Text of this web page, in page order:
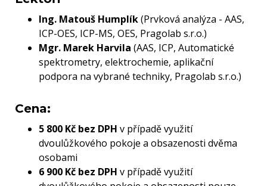
Ing. Matouš Humplík(Prvková analýza - AAS,
ICP-OES, ICP-MS, OES, Pragolab s.r.o.)
Mgr. Marek Harvila (AAS, ICP, Automatické
spektrometry, elektrochemie, aplikační
podpora na vybrané techniky, Pragolab s.r.o.)
Cena:
5 800 Kč bez DPH v případě využití
dvoulůžkového pokoje a obsazenosti dvěma
osobami
6 900 Kč bez DPH v případě využití